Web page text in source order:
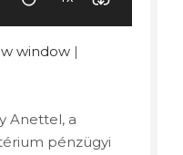
window |
Anettel, a
pénzügyi